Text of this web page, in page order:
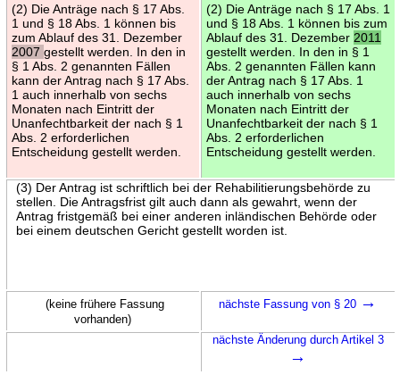
(2) Die Anträge nach § 17 Abs.
1 und § 18 Abs. 1 können bis
zum Ablauf des 31. Dezember
2007 gestellt werden. In den in
§ 1 Abs. 2 genannten Fällen
kann der Antrag nach § 17 Abs.
1 auch innerhalb von sechs
Monaten nach Eintritt der
Unanfechtbarkeit der nach § 1
Abs. 2 erforderlichen
Entscheidung gestellt werden.
(2) Die Anträge nach § 17 Abs. 1
und § 18 Abs. 1 können bis zum
Ablauf des 31. Dezember 2011
gestellt werden. In den in § 1
Abs. 2 genannten Fällen kann
der Antrag nach § 17 Abs. 1
auch innerhalb von sechs
Monaten nach Eintritt der
Unanfechtbarkeit der nach § 1
Abs. 2 erforderlichen
Entscheidung gestellt werden.
(3) Der Antrag ist schriftlich bei der Rehabilitierungsbehörde zu
stellen. Die Antragsfrist gilt auch dann als gewahrt, wenn der
Antrag fristgemäß bei einer anderen inländischen Behörde oder
bei einem deutschen Gericht gestellt worden ist.
(keine frühere Fassung
vorhanden)
nächste Fassung von § 20 →
nächste Änderung durch Artikel 3
→